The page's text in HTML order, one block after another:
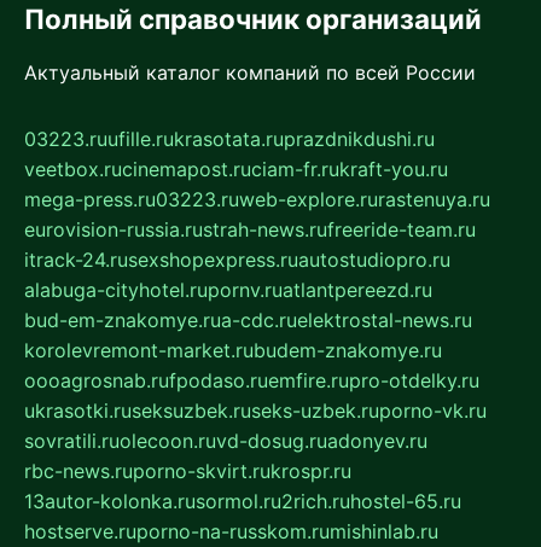
Полный справочник организаций
Актуальный каталог компаний по всей России
03223.ruufille.rukrasotata.ruprazdnikdushi.ru
veetbox.rucinemapost.ruciam-fr.rukraft-you.ru
mega-press.ru03223.ruweb-explore.rurastenuya.ru
eurovision-russia.rustrah-news.rufreeride-team.ru
itrack-24.rusexshopexpress.ruautostudiopro.ru
alabuga-cityhotel.rupornv.ruatlantpereezd.ru
bud-em-znakomye.rua-cdc.ruelektrostal-news.ru
korolevremont-market.rubudem-znakomye.ru
oooagrosnab.rufpodaso.ruemfire.rupro-otdelky.ru
ukrasotki.ruseksuzbek.ruseks-uzbek.ruporno-vk.ru
sovratili.ruolecoon.ruvd-dosug.ruadonyev.ru
rbc-news.ruporno-skvirt.rukrospr.ru
13autor-kolonka.rusormol.ru2rich.ruhostel-65.ru
hostserve.ruporno-na-russkom.rumishinlab.ru